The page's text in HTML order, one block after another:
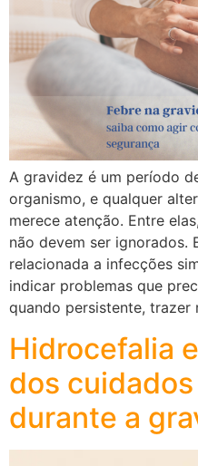
A gravidez é um período
organismo, e qualquer
merece atenção. Entre
não devem ser ignorados.
relacionada a infecções
indicar problemas que
quando persistente,
Hidrocefalia
dos
durante a